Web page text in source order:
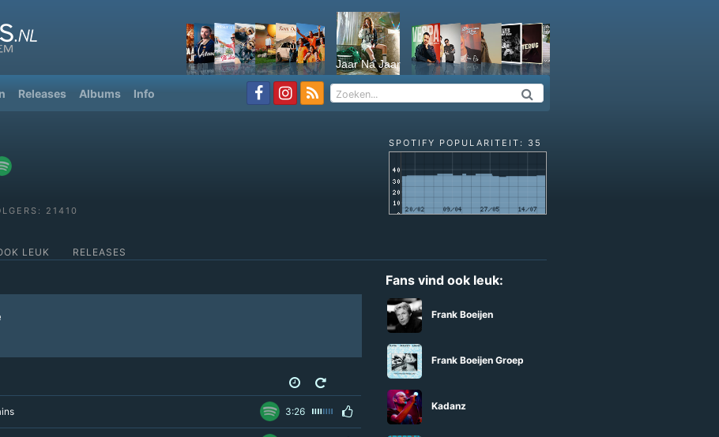
Jaar Na Jaar
Releases Albums Info
21410
SPOTIFY POPULARITEIT: 35
LEUK RELEASES
3:26
Fans vind ook leuk:
Frank Boeijen
Frank Boeijen Groep
Kadanz